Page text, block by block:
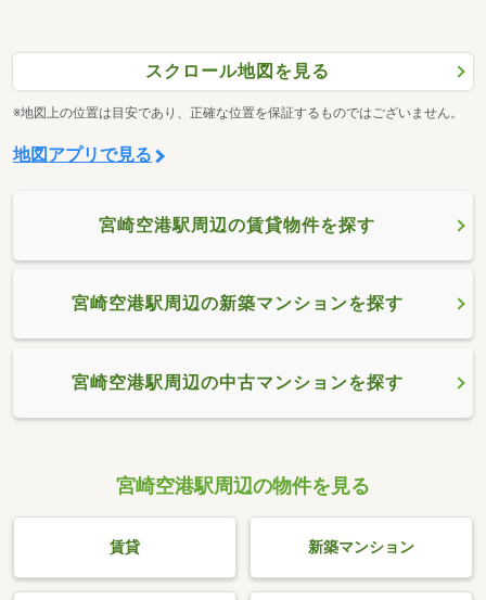
スクロール地図を見る
※地図上の位置は目安であり、正確な位置を保証するものではございません。
地図アプリで見る
宮崎空港駅周辺の賃貸物件を探す
宮崎空港駅周辺の新築マンションを探す
宮崎空港駅周辺の中古マンションを探す
宮崎空港駅周辺の物件を見る
賃貸 新築マンション